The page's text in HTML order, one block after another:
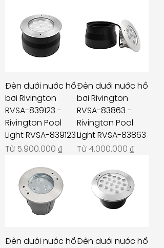
Đèn dưới nước hồ
bơi Rivington
RVSA-839123 -
Rivington Pool
Light RVSA-839123
Từ 5.900.000 ₫
Giá bán rẻ
Đèn dưới nước hồ
bơi Rivington
RVSA-83863 -
Rivington Pool
Light RVSA-83863
Từ 4.000.000 ₫
Giá bán rẻ
Đèn dưới nước hồĐèn dưới nước hồ